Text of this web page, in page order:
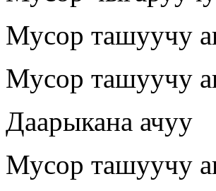
Мусор ташуучу
Мусор ташуучу
Даарыкана ачуу
Мусор ташуучу